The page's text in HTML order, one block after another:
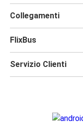
Collegamenti
FlixBus
Servizio Clienti